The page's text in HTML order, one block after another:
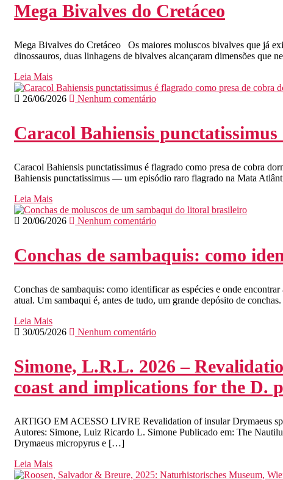
Mega Bivalves do Cretáceo
Mega Bivalves do Cretáceo Os maiores moluscos bivalves que já
dinossauros, duas linhagens de bivalves alcançaram dimensões
Leia Mais
26/06/2026 Nenhum comentário
Caracol Bahiensis
Caracol Bahiensis punctatissimus é flagrado como presa de cobra
Bahiensis punctatissimus — um episódio raro flagrado na Mata
Leia Mais
20/06/2026 Nenhum comentário
Conchas de sambaquis: como
Conchas de sambaquis: como identificar as espécies e onde
atual. Um sambaqui é, antes de tudo, um grande depósito de
Leia Mais
30/05/2026
Nenhum comentário
Simone, L.R.L. 2026 –
coast and implications for the D.
ARTIGO EM ACESSO LIVRE Revalidation of insular Drymaeus
Autores: Simone, Luiz Ricardo L. Simone Publicado em: The
Drymaeus micropyrus e […]
Leia Mais